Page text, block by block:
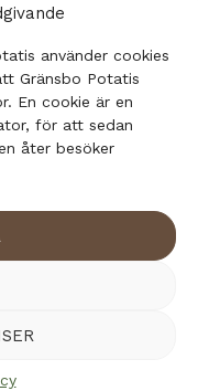
använder cookies
Gränsbo Potatis
En cookie är en
för att sedan
åter besöker
eller delar av vårt
Willys och
potatis till
och till några